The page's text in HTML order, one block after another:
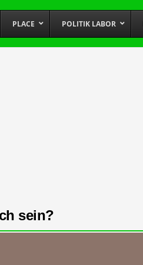
PLACE POLITIK LABOR
sein?